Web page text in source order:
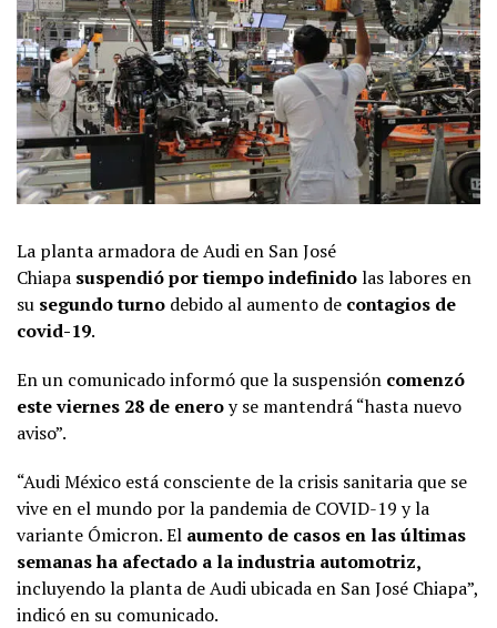
La planta armadora de Audi en San José
Chiapa suspendió por tiempo indefinidolas labores en
su segundo turno debido al aumento de contagios de
covid-19.
En un comunicado informó que la suspensión comenzó
este viernes 28 de eneroy se mantendrá “hasta nuevo
aviso”.
“Audi México está consciente de la crisis sanitaria que se
vive en el mundo por la pandemia de COVID-19 y la
variante Ómicron. El aumento de casos en las últimas
semanasha afectado a la industria automotriz,
incluyendo la planta de Audi ubicada en San José Chiapa”,
indicó en su comunicado.